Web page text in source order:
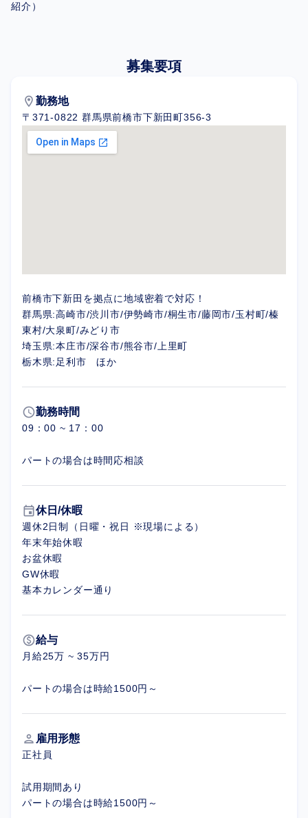
紹介）
募集要項
location_on 勤務地
〒371-0822 群馬県前橋市下新田町356-3
前橋市下新田を拠点に地域密着で対応！
群馬県:高崎市/渋川市/伊勢崎市/桐生市/藤岡市/玉村町/榛
東村/大泉町/みどり市
埼玉県:本庄市/深谷市/熊谷市/上里町
栃木県:足利市 ほか
schedule勤務時間
09：00 ~ 17：00
パートの場合は時間応相談
event休日/休暇
週休2日制（日曜・祝日 ※現場による）
年末年始休暇
お盆休暇
GW休暇
基本カレンダー通り
paid給与
月給25万 ~ 35万円
パートの場合は時給1500円～
person 雇用形態
正社員
試用期間あり
パートの場合は時給1500円～